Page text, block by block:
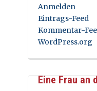
Anmelden
Eintrags-Feed
Kommentar-
WordPress.org
Eine Frau an